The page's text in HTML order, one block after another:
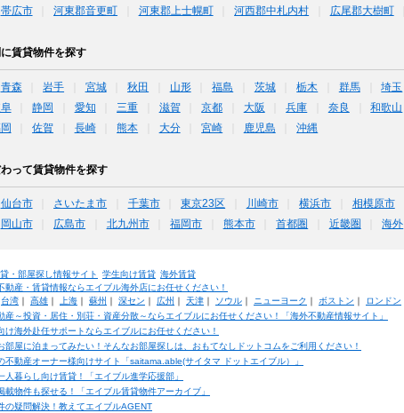
帯広市 河東郡音更町 河東郡上士幌町 河西郡中札内村 広尾郡大樹町
賃貸物件を探す
青森 岩手 宮城 秋田 山形 福島 茨城 栃木 群馬 埼玉
静岡 愛知 三重 滋賀 京都 大阪 兵庫 奈良 和歌山
佐賀 長崎 熊本 大分 宮崎 鹿児島 沖縄
って賃貸物件を探す
仙台市 さいたま市 千葉市 東京23区 川崎市 横浜市 相模原市
岡山市 広島市 北九州市 福岡市 熊本市 首都圏 近畿圏 海外
・部屋探し情報サイト 学生向け賃貸 海外賃貸
動産・賃貸情報ならエイブル海外店にお任せください！
台湾｜ 高雄｜ 上海｜ 蘇州 ｜ 深セン ｜ 広州 ｜ 天津｜ ソウル｜ ニューヨーク ｜ ボストン ｜ ロンドン
産～投資・居住・別荘・資産分散～ならエイブルにお任せください！「海外不動産情報サイト」
け海外赴任サポートならエイブルにお任せください！
部屋に泊まってみたい！そんなお部屋探しは、おもてなしドットコムをご利用ください！
不動産オーナー様向けサイト「saitama.able(サイタマ ドットエイブル）」
人暮らし向け賃貸！「エイブル進学応援部」
載物件も探せる！「エイブル賃貸物件アーカイブ」
の疑問解決！教えてエイブルAGENT